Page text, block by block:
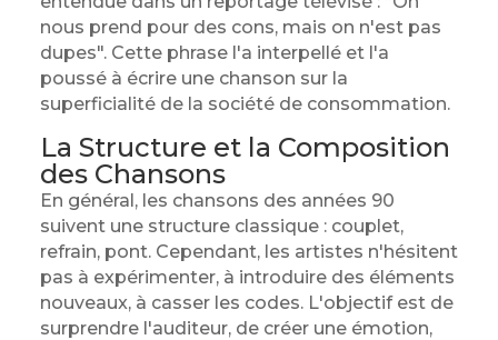
nous prend pour des cons, mais on n'est pas
dupes". Cette phrase l'a interpellé et l'a
poussé à écrire une chanson sur la
superficialité de la société de consommation.
La Structure et la Composition
des Chansons
En général, les chansons des années 90
suivent une structure classique : couplet,
refrain, pont. Cependant, les artistes n'hésitent
pas à expérimenter, à introduire des éléments
nouveaux, à casser les codes. L'objectif est de
surprendre l'auditeur, de créer une émotion,